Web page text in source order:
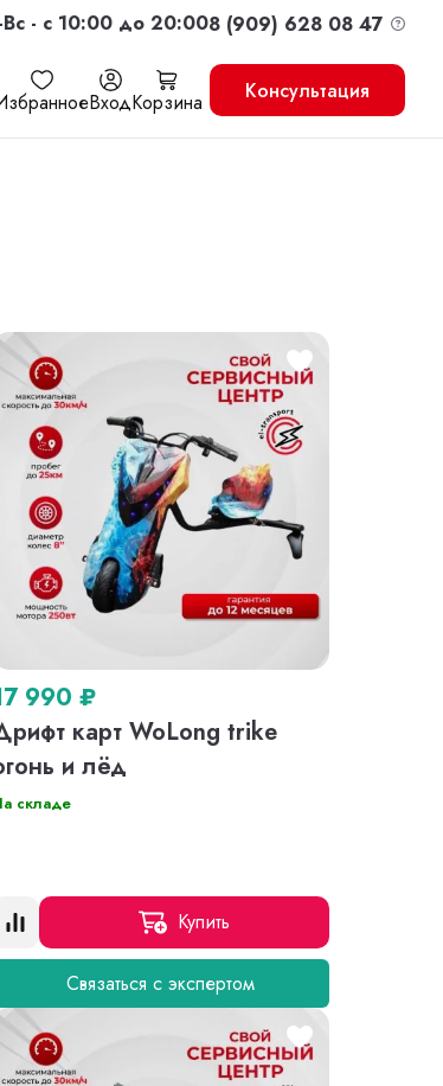
- c 10:00 до 20:008 (909) 628 08 47
ВходКорзина Консультация
990₽
карт WoLong trike
и лёд
складе
Купить
Связаться с экспертом